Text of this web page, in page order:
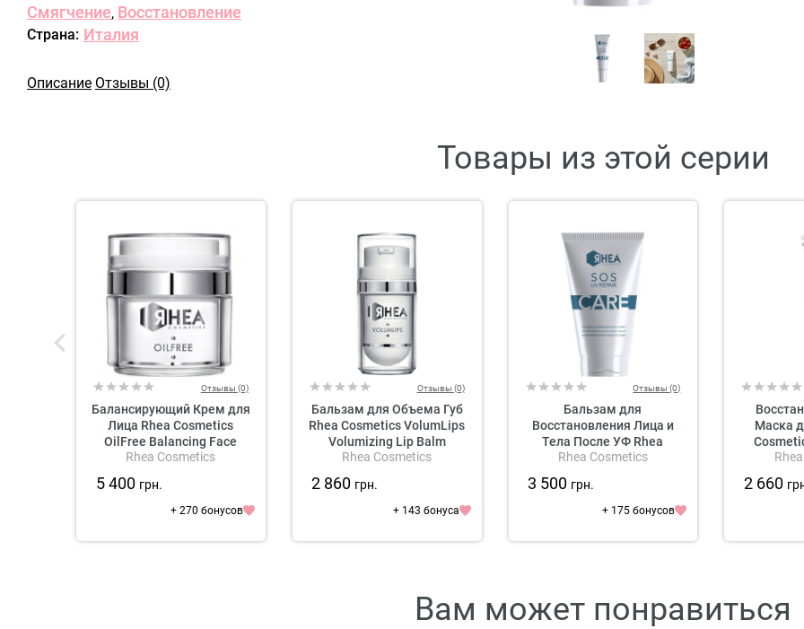
Смягчение, Восстановление
Страна: Италия
Описание Отзывы (0)
Товары из этой серии
Отзывы (0)
Балансирующий Крем для
Лица Rhea Cosmetics
OilFree Balancing Face
Cream
Rhea Cosmetics
5 400 грн.
+ 270 бонусов
Отзывы (0)
Бальзам для Объема Губ
Rhea Cosmetics VolumLips
Volumizing Lip Balm
Rhea Cosmetics
2 860 грн.
+ 143 бонуса
Отзывы (0)
Бальзам для
Восстановления Лица и
Тела После УФ Rhea
Cosmetics SOS UV Repair UV
Rhea Cosmetics
3 500 грн.
+ 175 бонусов
Маска
2 660
Вам может понравиться